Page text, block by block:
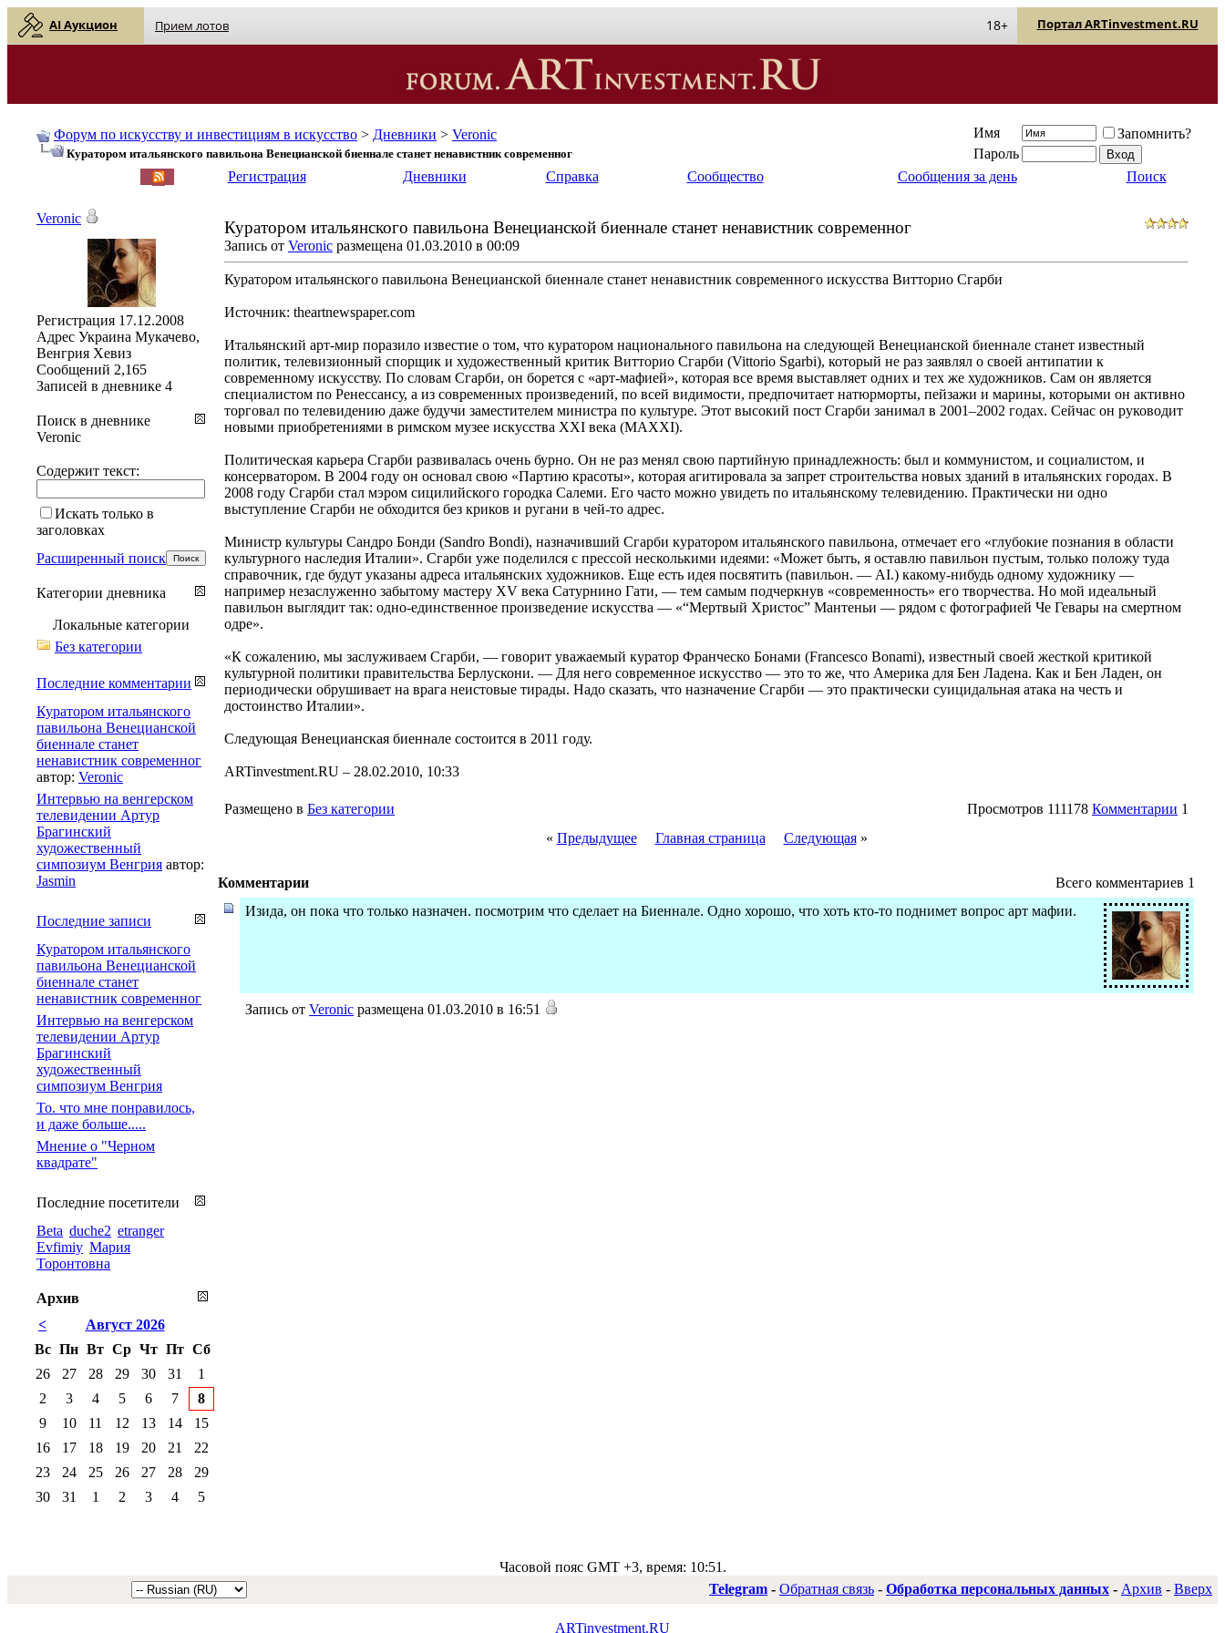
AI Аукцион Прием лотов Портал ARTinvestment.RU
18+
Форум по искусству и инвестициям в искусство > Дневники > Veronic
Куратором итальянского павильона Венецианской биеннале станет ненавистник современног
Имя
Запомнить?
Пароль
Регистрация Дневники Справка Сообщество Сообщения за день Поиск
Куратором итальянского павильона Венецианской биеннале станет ненавистник современног
Запись от Veronic размещена 01.03.2010 в 00:09
Куратором итальянского павильона Венецианской биеннале станет ненавистник современного искусства Витторио Сгарби
Источник: theartnewspaper.com
Итальянский арт-мир поразило известие о том, что куратором национального павильона на следующей Венецианской биеннале станет известный
политик, телевизионный спорщик и художественный критик Витторио Сгарби (Vittorio Sgarbi), который не раз заявлял о своей антипатии к
современному искусству. По словам Сгарби, он борется с «арт-мафией», которая все время выставляет одних и тех же художников. Сам он является
специалистом по Ренессансу, а из современных произведений, по всей видимости, предпочитает натюрморты, пейзажи и марины, которыми он активно
торговал по телевидению даже будучи заместителем министра по культуре. Этот высокий пост Сгарби занимал в 2001–2002 годах. Сейчас он руководит
новыми приобретениями в римском музее искусства XXI века (MAXXI).
Политическая карьера Сгарби развивалась очень бурно. Он не раз менял свою партийную принадлежность: был и коммунистом, и социалистом, и
консерватором. В 2004 году он основал свою «Партию красоты», которая агитировала за запрет строительства новых зданий в итальянских городах. В
2008 году Сгарби стал мэром сицилийского городка Салеми. Его часто можно увидеть по итальянскому телевидению. Практически ни одно
выступление Сгарби не обходится без криков и ругани в чей-то адрес.
Министр культуры Сандро Бонди (Sandro Bondi), назначивший Сгарби куратором итальянского павильона, отмечает его «глубокие познания в области
культурного наследия Италии». Сгарби уже поделился с прессой несколькими идеями: «Может быть, я оставлю павильон пустым, только положу туда
справочник, где будут указаны адреса итальянских художников. Еще есть идея посвятить (павильон. — AI.) какому-нибудь одному художнику —
например незаслуженно забытому мастеру XV века Сатурнино Гати, — тем самым подчеркнув «современность» его творчества. Но мой идеальный
павильон выглядит так: одно-единственное произведение искусства — «“Мертвый Христос” Мантеньи — рядом с фотографией Че Гевары на смертном
одре».
«К сожалению, мы заслуживаем Сгарби, — говорит уважаемый куратор Франческо Бонами (Francesco Bonami), известный своей жесткой критикой
культурной политики правительства Берлускони. — Для него современное искусство — это то же, что Америка для Бен Ладена. Как и Бен Ладен, он
периодически обрушивает на врага неистовые тирады. Надо сказать, что назначение Сгарби — это практически суицидальная атака на честь и
достоинство Италии».
Следующая Венецианская биеннале состоится в 2011 году.
ARTinvestment.RU – 28.02.2010, 10:33
Размещено в Без категории Просмотров 111178 Комментарии 1
« Предыдущее Главная страница Следующая»
Всего комментариев 1
Комментарии
Изида, он пока что только назначен. посмотрим что сделает на Биеннале. Одно хорошо, что хоть кто-то поднимет вопрос арт мафии.
Запись от Veronic размещена 01.03.2010 в 16:51
Veronic
Регистрация 17.12.2008
Адрес Украина Мукачево,
Венгрия Хевиз
Сообщений 2,165
Записей в дневнике 4
Поиск в дневнике
Veronic
Содержит текст:
Искать только в
заголовках
Расширенный поиск
Категории дневника
Локальные категории
Без категории
Последние комментарии
Куратором итальянского
павильона Венецианской
биеннале станет
ненавистник современног
автор: Veronic
Интервью на венгерском
телевидении Артур
Брагинский
художественный
симпозиум Венгрия автор:
Jasmin
Последние записи
Куратором итальянского
павильона Венецианской
биеннале станет
ненавистник современног
Интервью на венгерском
телевидении Артур
Брагинский
художественный
симпозиум Венгрия
То. что мне понравилось,
и даже больше.....
Мнение о "Черном
квадрате"
Последние посетители
Beta duche2 etranger
Evfimiy Мария
Торонтовна
Архив
<
Август 2026
Вс Пн Вт Ср Чт Пт Сб
26
27 28 29 30 31
1
2
3 4 5 6 7
8
9
10 11 12 13 14
15
16
17 18 19 20 21
22
23
24 25 26 27 28
29
30
31 1 2 3 4 5
Часовой пояс GMT +3, время: 10:51 .
Telegram - Обратная связь - Обработка персональных данных - Архив - Вверх
ARTinvestment.RU